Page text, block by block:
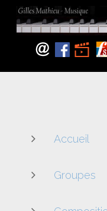
Accueil
Groupes